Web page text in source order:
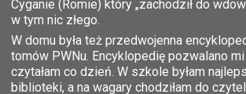
Cyganie (Romie) który „zachodził do
w tym nic złego.
W domu była też przedwojenna
tomów PWNu. Encyklopedię pozwalano
czytałam co dzień. W szkole byłam
biblioteki, a na wagary chodziłam do